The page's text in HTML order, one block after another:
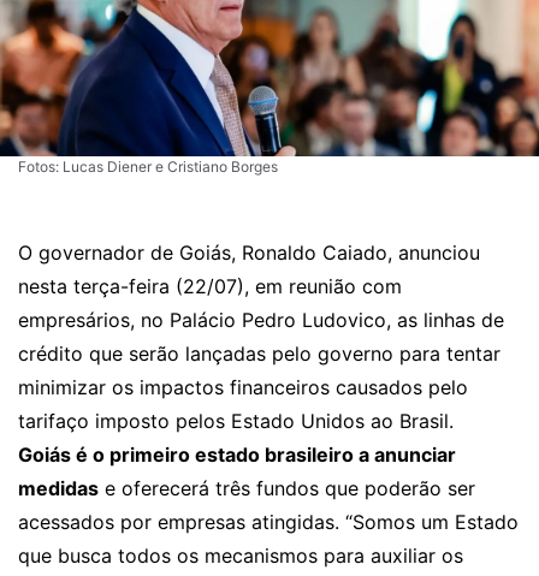
Fotos: Lucas Diener e Cristiano Borges
O governador de Goiás, Ronaldo Caiado, anunciou
nesta terça-feira (22/07), em reunião com
empresários, no Palácio Pedro Ludovico, as linhas de
crédito que serão lançadas pelo governo para tentar
minimizar os impactos financeiros causados pelo
tarifaço imposto pelos Estado Unidos ao Brasil.
Goiás é o primeiro estado brasileiro a anunciar
medidas e oferecerá três fundos que poderão ser
acessados por empresas atingidas. “Somos um Estado
que busca todos os mecanismos para auxiliar os